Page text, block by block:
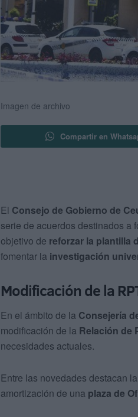
Imagen de archivo
Compartir en
El Consejo de Gobierno de
serie de acuerdos destinados a
objetivo de reforzar la plantilla
fomentar la investigación
Modificación de la
En el ámbito de la Consejería
modificación de la Relación de
necesidades actuales.
Entre las novedades destacan
amortización de una plaza de